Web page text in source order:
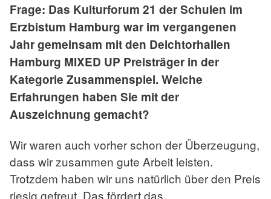
Frage: Das Kulturforum 21 der Schulen im
Erzbistum Hamburg war im vergangenen
Jahr gemeinsam mit den Deichtorhallen
Hamburg MIXED UP Preisträger in der
Kategorie Zusammenspiel. Welche
Erfahrungen haben Sie mit der
Auszeichnung gemacht?
Wir waren auch vorher schon der Überzeugung,
dass wir zusammen gute Arbeit leisten.
Trotzdem haben wir uns natürlich über den Preis
riesig gefreut. Das fördert das